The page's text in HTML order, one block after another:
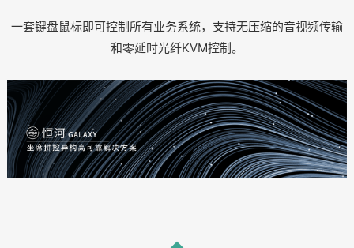
一套键盘鼠标即可控制所有业务系统，支持无压缩的音视频传输
和零延时光纤KVM控制。